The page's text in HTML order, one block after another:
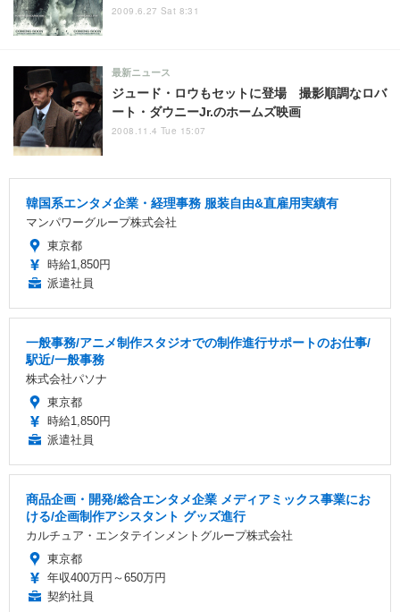
2009.6.27 Sat 8:31
ジュード・ロウもセットに登場 撮影順調なロバ
ート・ダウニーJr.のホームズ映画
最新ニュース
2008.11.4 Tue 15:07
韓国系エンタメ企業・経理事務 服装自由&直雇用実績有
マンパワーグループ株式会社
東京都
時給1,850円
派遣社員
一般事務/アニメ制作スタジオでの制作進行サポートのお仕事/
駅近/一般事務
株式会社パソナ
東京都
時給1,850円
派遣社員
商品企画・開発/総合エンタメ企業 メディアミックス事業にお
ける/企画制作アシスタント グッズ進行
カルチュア・エンタテインメントグループ株式会社
東京都
年収400万円～650万円
契約社員